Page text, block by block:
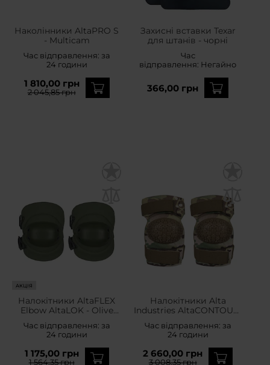
Наколінники AltaPRO S
- Multicam
Час відправлення: за
24 години
1 810,00 грн
2 045,85 грн
Захисні вставки Texar
для штанів - чорні
Час
відправлення: Негайно
366,00 грн
АКЦІЯ
Налокітники AltaFLEX
Elbow AltaLOK - Olive
Час відправлення: за
24 години
1 175,00 грн
1 564,35 грн
Налокітники Alta
Industries AltaCONTOUR-
360 Elbow Vibram Pads -
MultiCam
Час відправлення: за
24 години
2 660,00 грн
3 008,35 грн